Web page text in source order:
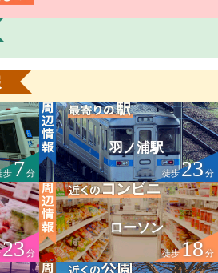
歩7分
羽ノ浦駅
徒歩23 分
23分
ローソン
徒歩18分